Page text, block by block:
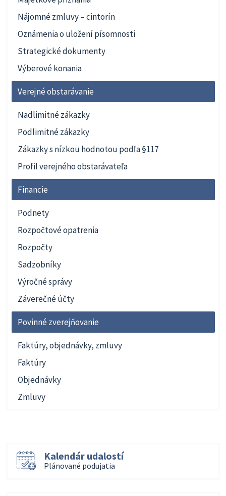
Nájomné zmluvy – cintorín
Oznámenia o uložení písomnosti
Strategické dokumenty
Výberové konania
Verejné obstarávanie
Nadlimitné zákazky
Podlimitné zákazky
Zákazky s nízkou hodnotou podľa §117
Profil verejného obstarávateľa
Financie
Podnety
Rozpočtové opatrenia
Rozpočty
Sadzobníky
Výročné správy
Záverečné účty
Povinné zverejňovanie
Faktúry, objednávky, zmluvy
Faktúry
Objednávky
Zmluvy
Kalendár udalostí
Plánované podujatia